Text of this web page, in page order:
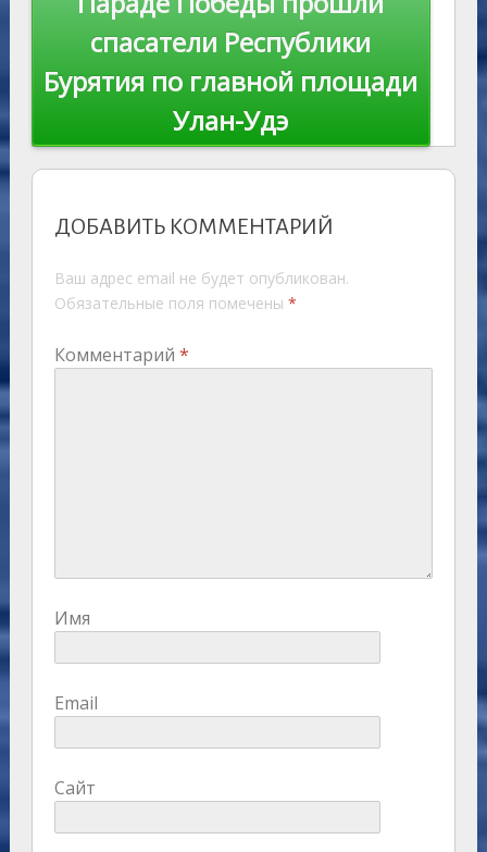
спасатели Республики
Бурятия по главной площади
Улан-Удэ
ДОБАВИТЬ КОММЕНТАРИЙ
Ваш адрес email не будет опубликован.
Обязательные поля помечены *
Комментарий *
Имя
Email
Сайт